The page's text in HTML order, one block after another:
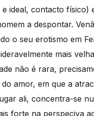
ideal, contacto físico)
a despontar.
o seu erotismo em
mais
não é rara,
amor, em que a
ali, concentra-se
forte na perspeciva